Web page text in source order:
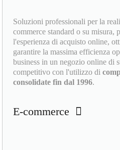
Soluzioni professionali per la
commerce standard o su misura,
l'esperienza di acquisto online,
garantire la massima efficienza
business in un negozio online di
competitivo con l'utilizzo di
consolidate fin dal 1996.
E-commerce